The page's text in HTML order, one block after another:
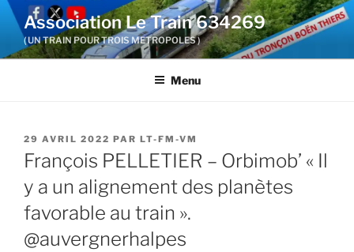
Aller
contenu
Association Le Train 634269
( UN TRAIN POUR TROIS METROPOLES )
Menu
PUBLIÉ
LE
29 AVRIL 2022 PAR LT-FM-VM
François PELLETIER – Orbimob’ « Il
y a un alignement des planètes
favorable au train ».
@auvergnerhalpes